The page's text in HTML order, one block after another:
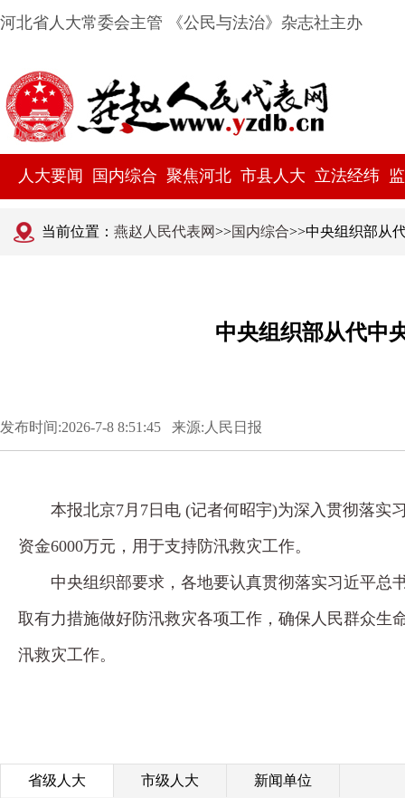
河北省人大常委会主管 《公民与法治》杂志社主办
人大要闻 国内综合 聚焦河北 市县人大 立法经纬
当前位置： 燕赵人民代表网>>国内综合>>中央组织部从
中央组织部从代中
发布时间:2026-7-8 8:51:45 来源:人民日报
本报北京7月7日电 (记者何昭宇)为深入贯彻落实
资金6000万元，用于支持防汛救灾工作。
中央组织部要求，各地要认真贯彻落实习近平总
取有力措施做好防汛救灾各项工作，确保人民群众生
汛救灾工作。
省级人大 市级人大 新闻单位